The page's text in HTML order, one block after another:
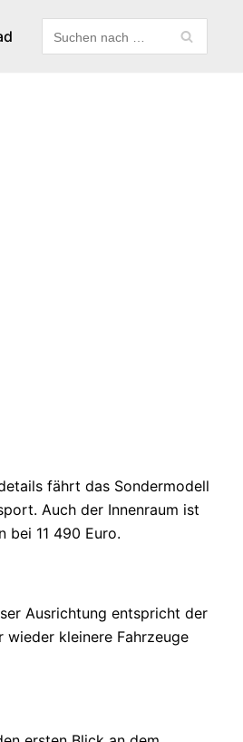
fährt das Sondermodell
Auch der Innenraum ist
bei 11 490 Euro.
Ausrichtung entspricht der
wieder kleinere Fahrzeuge